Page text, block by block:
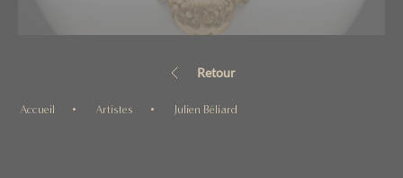
Retour
Accueil Artistes Julien Béliard